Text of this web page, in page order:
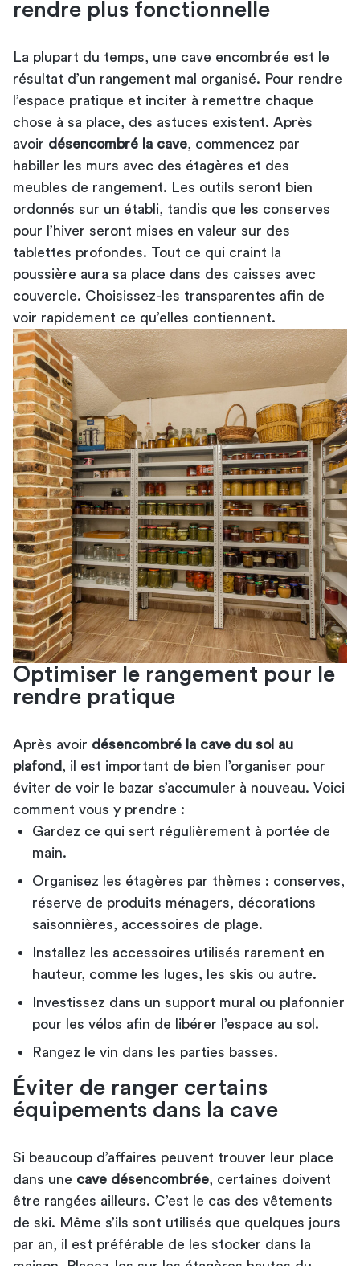
rendre plus fonctionnelle
La plupart du temps, une cave encombrée est le
résultat d’un rangement mal organisé. Pour rendre
l’espace pratique et inciter à remettre chaque
chose à sa place, des astuces existent. Après
avoir désencombré la cave , commencez par
habiller les murs avec des étagères et des
meubles de rangement. Les outils seront bien
ordonnés sur un établi, tandis que les conserves
pour l’hiver seront mises en valeur sur des
tablettes profondes. Tout ce qui craint la
poussière aura sa place dans des caisses avec
couvercle. Choisissez-les transparentes afin de
voir rapidement ce qu’elles contiennent.
Optimiser le rangement pour le
rendre pratique
Après avoir désencombré la cave du sol au
plafond
, il est important de bien l’organiser pour
éviter de voir le bazar s’accumuler à nouveau. Voici
comment vous y prendre :
Gardez ce qui sert régulièrement à portée de
main.
Organisez les étagères par thèmes : conserves,
réserve de produits ménagers, décorations
saisonnières, accessoires de plage.
Installez les accessoires utilisés rarement en
hauteur, comme les luges, les skis ou autre.
Investissez dans un support mural ou plafonnier
pour les vélos afin de libérer l’espace au sol.
Rangez le vin dans les parties basses.
Éviter de ranger certains
équipements dans la cave
Si beaucoup d’affaires peuvent trouver leur place
dans une cave désencombrée , certaines doivent
être rangées ailleurs. C’est le cas des vêtements
de ski. Même s’ils sont utilisés que quelques jours
par an, il est préférable de les stocker dans la